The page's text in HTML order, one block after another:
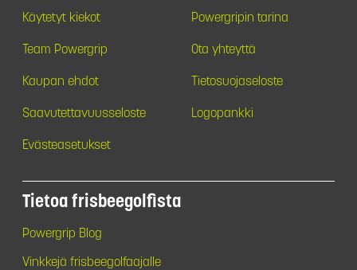
Käytetyt kiekot Powergripin tarina
Team Powergrip Ota yhteyttä
Kaupan ehdot Tietosuojaseloste
Saavutettavuusseloste Logopankki
Evästeasetukset
Tietoa frisbeegolfista
Powergrip Blog
Vinkkejä frisbeegolfaajalle